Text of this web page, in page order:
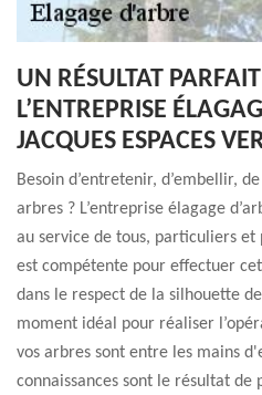
UN RÉSULTAT
L’ENTREPRISE
JACQUES ESPACES
Besoin d’entretenir, d’embellir,
arbres ? L’entreprise élagage
au service de tous, particuliers et
est compétente pour effectuer
dans le respect de la silhouette
moment idéal pour réaliser
vos arbres sont entre les mains
connaissances sont le résultat de